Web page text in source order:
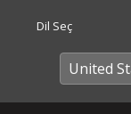
Dil Seç